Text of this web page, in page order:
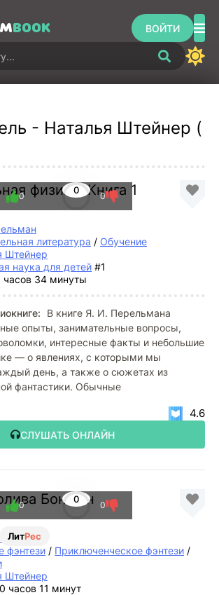
BOOK ВОЙТИ
- Наталья Штейнер (
физика. Книга 1
0
0 0
литература / Обучение
Штейнер
наука для детей #1
часов 34 минуты
В книге Я. И. Перельмана
опыты, занимательные вопросы,
интересные факты и небольшие
— о явлениях, с которыми мы
день, а также о сюжетах из
фантастики. Обычные
СЛУШАТЬ ОНЛАЙН
4.6
Боншон
ЛитРес
0
0 0
фэнтези / Приключенческое фэнтези /
Штейнер
часов 11 минут